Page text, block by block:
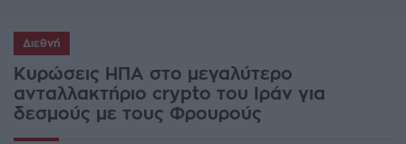
Διεθνή
Κυρώσεις ΗΠΑ στο μεγαλύτερο
ανταλλακτήριο crypto του Ιράν για
δεσμούς με τους Φρουρούς